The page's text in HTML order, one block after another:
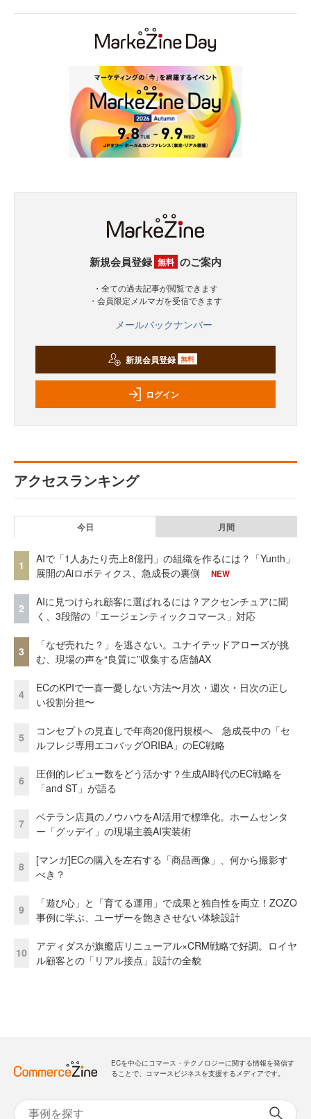
新規会員登録 無料 のご案内
・全ての過去記事が閲覧できます
・会員限定メルマガを受信できます
メールバックナンバー
新規会員登録 無料
ログイン
アクセスランキング
今日 月間
1
AIで「1人あたり売上8億円」の組織を作るには？「Yunth」
展開のAiロボティクス、急成長の裏側
NEW
2
AIに見つけられ顧客に選ばれるには？アクセンチュアに聞
く、3段階の「エージェンティックコマース」対応
3
「なぜ売れた？」を逃さない。ユナイテッドアローズが挑
む、現場の声を“良質に”収集する店舗AX
4
ECのKPIで一喜一憂しない方法〜月次・週次・日次の正し
い役割分担〜
5
コンセプトの見直しで年商20億円規模へ 急成長中の「セ
ルフレジ専用エコバッグORIBA」のEC戦略
6
圧倒的レビュー数をどう活かす？生成AI時代のEC戦略を
「and ST」が語る
7
ベテラン店員のノウハウをAI活用で標準化。ホームセンタ
ー「グッデイ」の現場主義AI実装術
8
[マンガ]ECの購入を左右する「商品画像」、何から撮影す
べき？
9
「遊び心」と「育てる運用」で成果と独自性を両立！ZOZO
事例に学ぶ、ユーザーを飽きさせない体験設計
10
アディダスが旗艦店リニューアル×CRM戦略で好調。ロイヤ
ル顧客との「リアル接点」設計の全貌
ECを中心にコマース・テクノロジーに関する情報を発信す
ることで、コマースビジネスを支援するメディアです。